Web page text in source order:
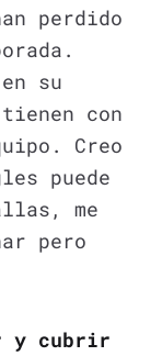
perdido
su
con
Creo
puede
me
pero
y cubrir